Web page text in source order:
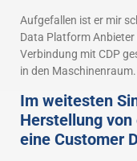
Aufgefallen ist er mir
Data Platform Anbieter
Verbindung mit CDP
in den Maschinenraum.
Im weitesten
Herstellung
eine Customer